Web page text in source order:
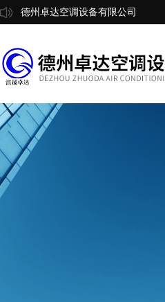
德州卓达空调设备有限公司